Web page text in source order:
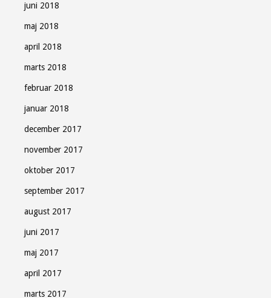
juni 2018
maj 2018
april 2018
marts 2018
februar 2018
januar 2018
december 2017
november 2017
oktober 2017
september 2017
august 2017
juni 2017
maj 2017
april 2017
marts 2017